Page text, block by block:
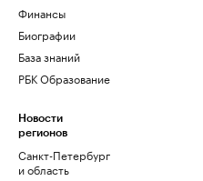
Финансы
Биографии
База знаний
РБК Образование
Новости
регионов
Санкт-Петербург
и область